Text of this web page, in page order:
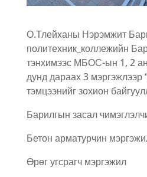
О.Тлейханы Нэрэмжит
политехник_коллежийн
тэнхимээс МБОС-ын 1, 2
дунд дараах 3 мэргэжлээр
тэмцээнийг зохион
Барилгын засал
Бетон арматурчин
Өрөг угсрагч мэргэжил